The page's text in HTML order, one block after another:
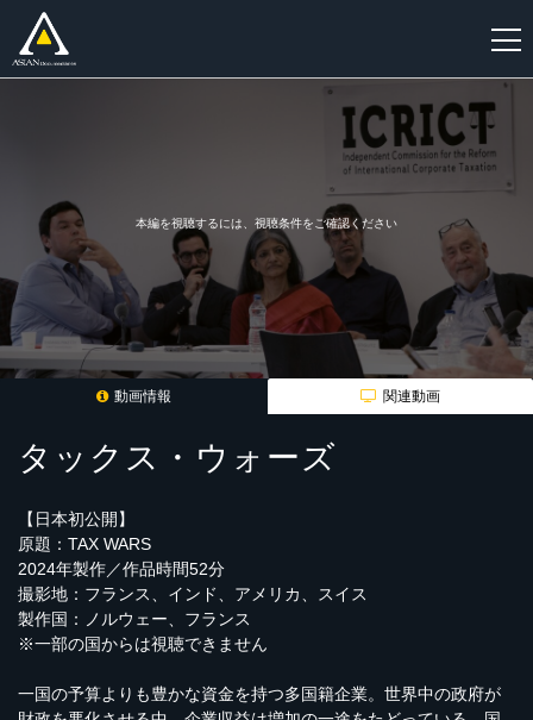
本編を視聴するには、視聴条件をご確認ください
動画情報 関連動画
タックス・ウォーズ
【日本初公開】
原題：TAX WARS
2024年製作／作品時間52分
撮影地：フランス、インド、アメリカ、スイス
製作国：ノルウェー、フランス
※一部の国からは視聴できません
一国の予算よりも豊かな資金を持つ多国籍企業。世界中の政府が